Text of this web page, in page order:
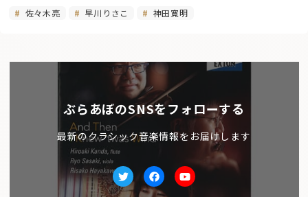
佐々木亮 早川りさこ 神田寛明
ぶらあぼのSNSをフォローする
最新のクラシック音楽情報をお届けします
TwitterfacebookYoutube